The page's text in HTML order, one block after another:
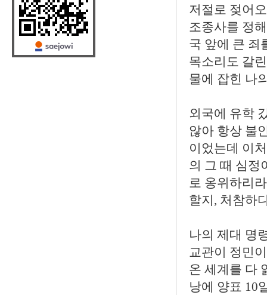
저절로 젖어
조종사를 정
국 앞에 큰 죄
목소리도 갈
물에 잡힌 나
외국에 유학
않아 항상 불
이었는데 이
의 그 때 심정
로 옹위하리
할지, 처참하
나의 제대 명
교관이 정민
온 세계를 다
낭에 양표 10